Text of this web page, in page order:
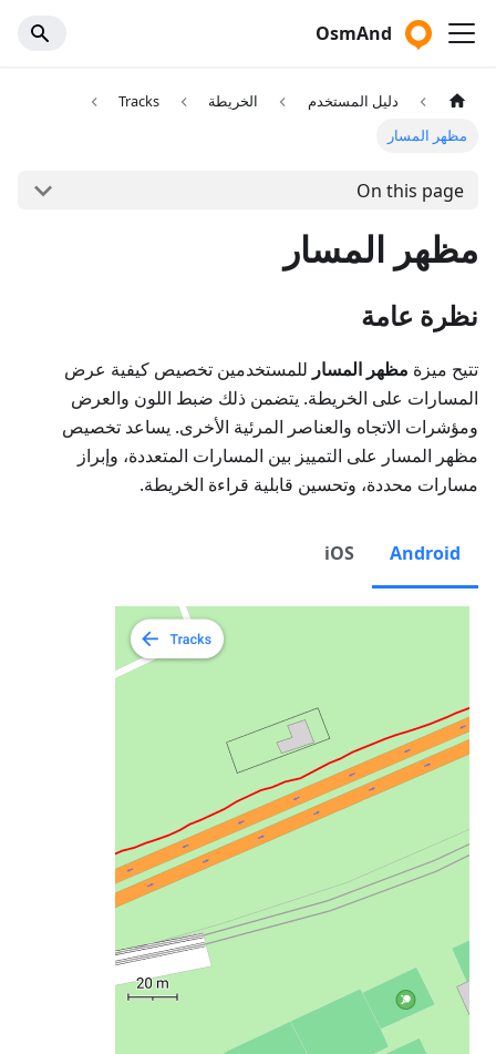
OsmAnd
دليل المستخدم الخريطة
Tracks
مظهر المسار
On this page
مظهر المسار
نظرة عامة
تتيح ميزة مظهر المسار للمستخدمين تخصيص كيفية عرض
المسارات على الخريطة. يتضمن ذلك ضبط اللون والعرض
ومؤشرات الاتجاه والعناصر المرئية الأخرى. يساعد تخصيص
مظهر المسار على التمييز بين المسارات المتعددة، وإبراز
مسارات محددة، وتحسين قابلية قراءة الخريطة.
Android
iOS